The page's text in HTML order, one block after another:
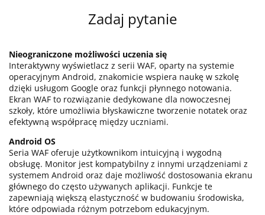
Zadaj pytanie
Nieograniczone możliwości uczenia się
Interaktywny wyświetlacz z serii WAF, oparty na systemie
operacyjnym Android, znakomicie wspiera naukę w szkolę
dzięki usługom Google oraz funkcji płynnego notowania.
Ekran WAF to rozwiązanie dedykowane dla nowoczesnej
szkoły, które umożliwia błyskawiczne tworzenie notatek oraz
efektywną współpracę między uczniami.
Android OS
Seria WAF oferuje użytkownikom intuicyjną i wygodną
obsługę. Monitor jest kompatybilny z innymi urządzeniami z
systemem Android oraz daje możliwość dostosowania ekranu
głównego do często używanych aplikacji. Funkcje te
zapewniają większą elastyczność w budowaniu środowiska,
które odpowiada różnym potrzebom edukacyjnym.